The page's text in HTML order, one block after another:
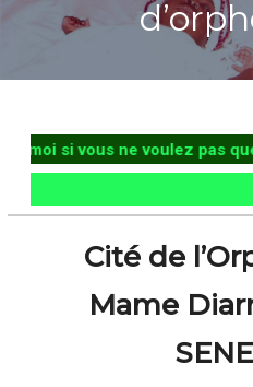
si vous ne voulez pas que je
Cité de
Mame